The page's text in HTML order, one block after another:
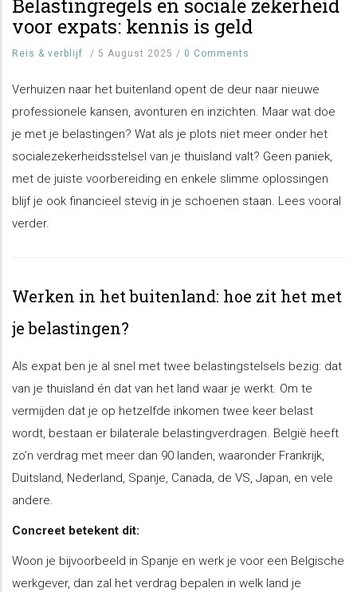
Belastingregels en sociale zekerheid
voor expats: kennis is geld
Reis & verblijf / 5 August 2025 / 0 Comments
Verhuizen naar het buitenland opent de deur naar nieuwe
professionele kansen, avonturen en inzichten. Maar wat doe
je met je belastingen? Wat als je plots niet meer onder het
socialezekerheidsstelsel van je thuisland valt? Geen paniek,
met de juiste voorbereiding en enkele slimme oplossingen
blijf je ook financieel stevig in je schoenen staan. Lees vooral
verder.
Werken in het buitenland: hoe zit het met
je belastingen?
Als expat ben je al snel met twee belastingstelsels bezig: dat
van je thuisland én dat van het land waar je werkt. Om te
vermijden dat je op hetzelfde inkomen twee keer belast
wordt, bestaan er bilaterale belastingverdragen. België heeft
zo’n verdrag met meer dan 90 landen, waaronder Frankrijk,
Duitsland, Nederland, Spanje, Canada, de VS, Japan, en vele
andere.
Concreet betekent dit:
Woon je bijvoorbeeld in Spanje en werk je voor een Belgische
werkgever, dan zal het verdrag bepalen in welk land je